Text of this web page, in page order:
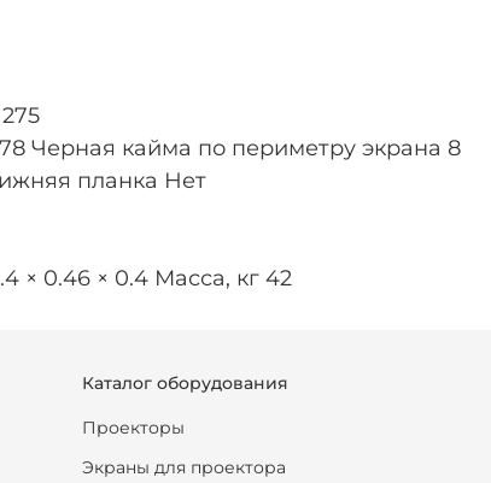
Черная кайма по периметру экрана 8
планка Нет
× 0.46 × 0.4 Масса, кг 42
Каталог оборудования
Проекторы
Экраны для проектора